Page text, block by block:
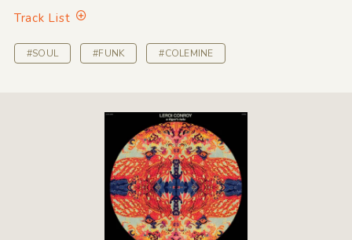
Track List
#SOUL #FUNK #COLEMINE